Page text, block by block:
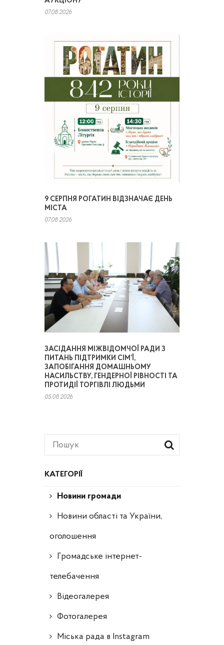
КАТЕГОРІЇ
Новини громади
Новини області та України,
оголошення
Громадське інтернет-
телебачення
Відеогалерея
Фотогалерея
Міська рада в Instagram
07.08.2026
9 СЕРПНЯ РОГАТИН ВІДЗНАЧАЄ ДЕНЬ
МІСТА
07.08.2026
ЗАСІДАННЯ МІЖВІДОМЧОЇ РАДИ З
ПИТАНЬ ПІДТРИМКИ СІМ’Ї,
ЗАПОБІГАННЯ ДОМАШНЬОМУ
НАСИЛЬСТВУ, ГЕНДЕРНОЇ РІВНОСТІ ТА
ПРОТИДІЇ ТОРГІВЛІ ЛЮДЬМИ
05.08.2026